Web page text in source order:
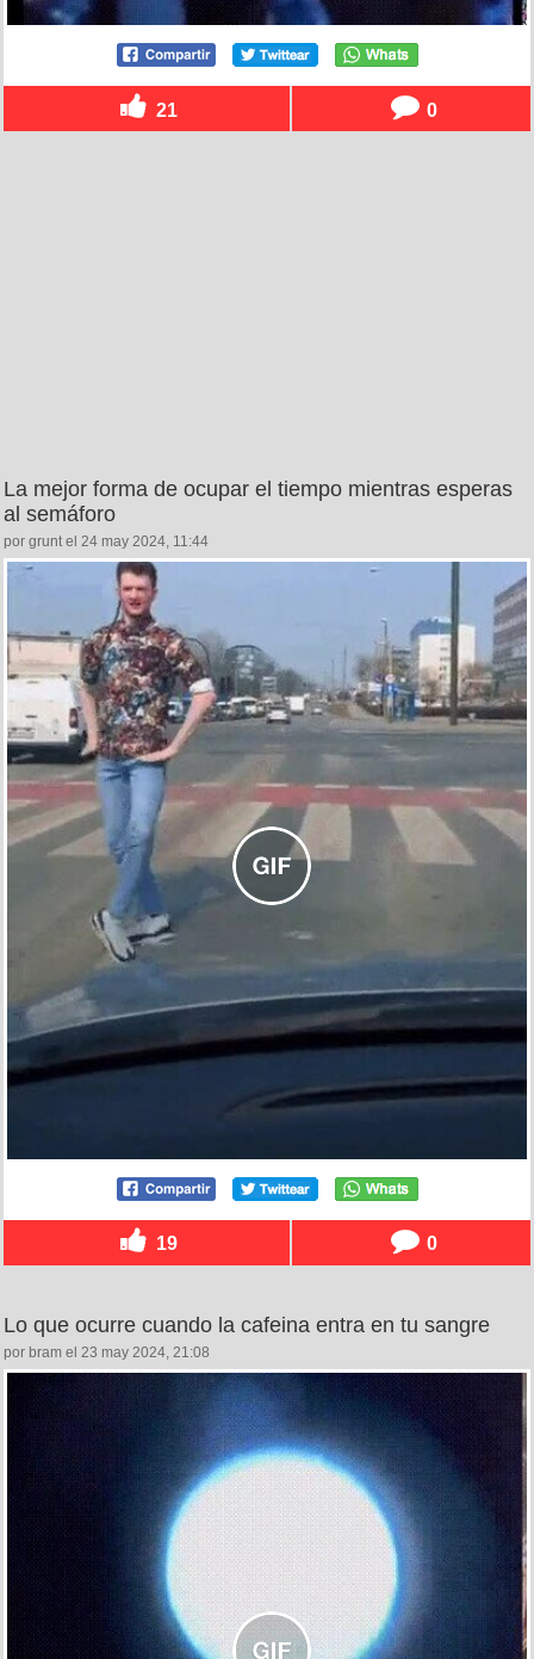
21 0
La mejor forma de ocupar el tiempo mientras esperas
al semáforo
por grunt el 24 may 2024, 11:44
19 0
Lo que ocurre cuando la cafeina entra en tu sangre
por bram el 23 may 2024, 21:08